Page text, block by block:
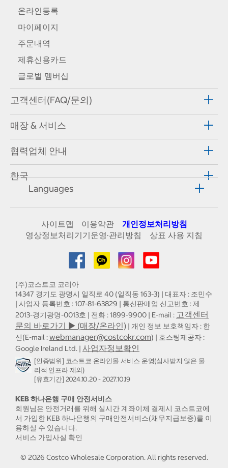
온라인등록
마이페이지
주문내역
제휴신용카드
글로벌 멤버십
고객센터(FAQ/문의)
매장 & 서비스
협력업체 안내
한국
Languages
사이트맵 이용약관
개인정보처리방침
영상정보처리기기운영·관리방침
상표 사용 지침
(주)코스트코 코리아
14347 경기도 광명시 일직로 40 (일직동 163-3) | 대표자 : 조민수
| 사업자 등록번호 : 107-81-63829 | 통신판매업 신고번호 : 제
2013-경기광명-0013호 | 전화 : 1899-9900 | E-mail : 고객센터
문의 바로가기 ▶ (매장/온라인) | 개인 정보 보호책임자 : 한
신(E-mail :webmanager@costcokr.com) | 호스팅제공자 :
Google Ireland Ltd. | 사업자정보확인
[인증범위] 코스트코 온라인몰 서비스 운영(심사받지 않은 물
리적 인프라 제외)
[유효기간] 2024.10.20 - 2027.10.19
KEB 하나은행 구매 안전서비스
회원님은 안전거래를 위해 실시간 계좌이체 결제시 코스트코에
서 가입한 KEB 하나은행의 구매안전서비스(채무지급보증)를 이
용하실 수 있습니다.
서비스 가입사실 확인
© 2026 Costco Wholesale Corporation.All rights reserved.